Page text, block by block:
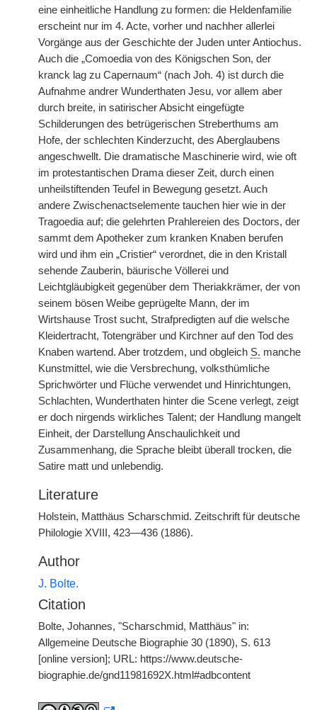
eine einheitliche Handlung zu formen: die Heldenfamilie
erscheint nur im 4. Acte, vorher und nachher allerlei
Vorgänge aus der Geschichte der Juden unter Antiochus.
Auch die „Comoedia von des Königschen Son, der
kranck lag zu Capernaum“ (nach Joh. 4) ist durch die
Aufnahme andrer Wunderthaten Jesu, vor allem aber
durch breite, in satirischer Absicht eingefügte
Schilderungen des betrügerischen Streberthums am
Hofe, der schlechten Kinderzucht, des Aberglaubens
angeschwellt. Die dramatische Maschinerie wird, wie oft
im protestantischen Drama dieser Zeit, durch einen
unheilstiftenden Teufel in Bewegung gesetzt. Auch
andere Zwischenactselemente tauchen hier wie in der
Tragoedia auf; die gelehrten Prahlereien des Doctors, der
sammt dem Apotheker zum kranken Knaben berufen
wird und ihm ein „Cristier“ verordnet, die in den Kristall
sehende Zauberin, bäurische Völlerei und
Leichtgläubigkeit gegenüber dem Theriakkrämer, der von
seinem bösen Weibe geprügelte Mann, der im
Wirtshause Trost sucht, Strafpredigten auf die welsche
Kleidertracht, Totengräber und Kirchner auf den Tod des
Knaben wartend. Aber trotzdem, und obgleich S. manche
Kunstmittel, wie die Versbrechung, volksthümliche
Sprichwörter und Flüche verwendet und Hinrichtungen,
Schlachten, Wunderthaten hinter die Scene verlegt, zeigt
er doch nirgends wirkliches Talent; der Handlung mangelt
Einheit, der Darstellung Anschaulichkeit und
Zusammenhang, die Sprache bleibt überall trocken, die
Satire matt und unlebendig.
Literature
Holstein, Matthäus Scharschmid. Zeitschrift für deutsche
Philologie XVIII, 423—436 (1886).
Author
J. Bolte.
Citation
Bolte, Johannes, "Scharschmid, Matthäus" in:
Allgemeine Deutsche Biographie 30 (1890), S. 613
[online version]; URL: https://www.deutsche-
biographie.de/gnd11981692X.html#adbcontent